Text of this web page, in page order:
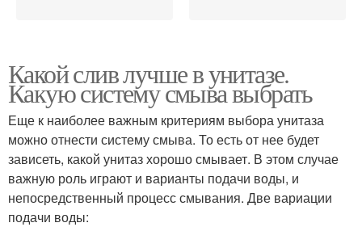
Какой слив лучше в унитазе.
Какую систему смыва выбрать
Еще к наиболее важным критериям выбора унитаза
можно отнести систему смыва. То есть от нее будет
зависеть, какой унитаз хорошо смывает. В этом случае
важную роль играют и варианты подачи воды, и
непосредственный процесс смывания. Две вариации
подачи воды: